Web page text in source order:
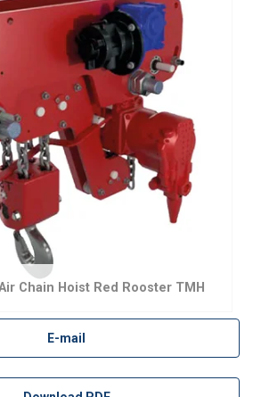
Chain Hoist Red Rooster TMH
E-mail